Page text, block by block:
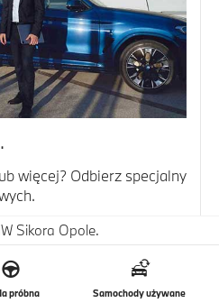
więcej? Odbierz specjalny
Sikora Opole.
próbna Samochody używane